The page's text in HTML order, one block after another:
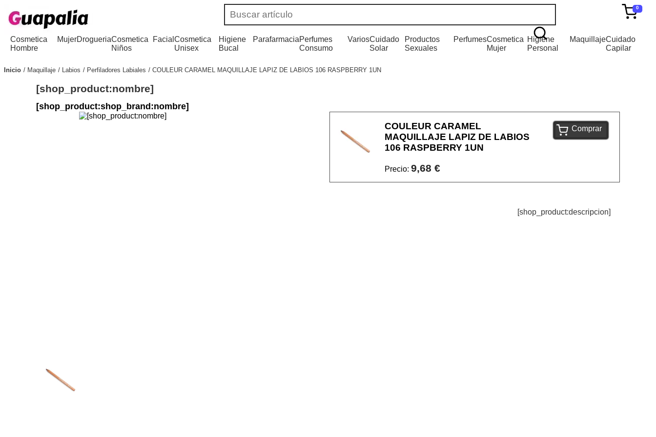
0
Cosmetica
Hombre
MujerDrogueriaCosmetica
Niños
FacialCosmetica
Unisex
Higiene
Bucal
ParafarmaciaPerfumes
Consumo
VariosCuidado
Solar
Productos
Sexuales
PerfumesCosmetica
Mujer
Higiene
Personal
MaquillajeCuidado
Capilar
Inicio Maquillaje Labios Perfiladores Labiales COULEUR CARAMEL MAQUILLAJE LAPIZ DE LABIOS 106 RASPBERRY 1UN
[shop_product:nombre]
[shop_product:shop_brand:nombre]
COULEUR CARAMEL
MAQUILLAJE LAPIZ DE LABIOS
106 RASPBERRY 1UN
Precio: 9,68 €
Comprar
[shop_product:descripcion]